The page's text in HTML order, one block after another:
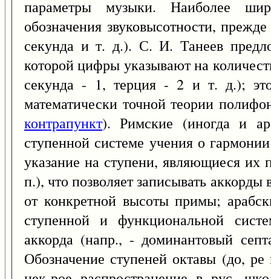
параметры музыки. Наиболее
обозначения звуковысотности,
секунда и т. д.). С. И. Танеев
которой цифры указывают на
секунда - 1, терция - 2 и т. д.);
математически точной теории
контрапункт). Римские (иногда и
ступенной системе учения о
указание на ступени, являющиеся
п.), что позволяет записывать
от конкретной высоты примы;
ступенной и функциональной
аккорда (напр., - доминантовый
Обозначение ступеней октавы (до,